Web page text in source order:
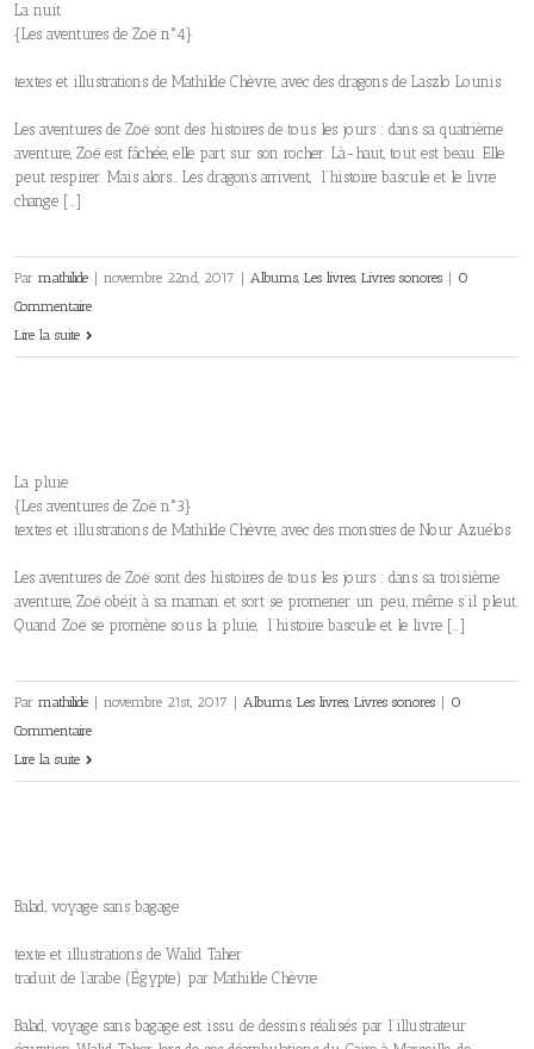
La nuit
{Les aventures de Zoë n°4}
textes et illustrations de Mathilde Chèvre, avec des dragons de Laszlo Lounis
Les aventures de Zoë sont des histoires de tous les jours : dans sa quatrième
aventure, Zoë est fâchée, elle part sur son rocher. Là-haut, tout est beau. Elle
peut respirer. Mais alors… Les dragons arrivent, l’histoire bascule et le livre
change […]
Par mathilide novembre 22nd, 2017 Albums, Les livres, Livres sonores
0
Commentaire
Lire la suite
La pluie
{Les aventures de Zoë n°3}
textes et illustrations de Mathilde Chèvre, avec des monstres de Nour Azuélos
Les aventures de Zoë sont des histoires de tous les jours : dans sa troisième
aventure, Zoë obéit à sa maman et sort se promener un peu, même s’il pleut.
Quand Zoë se promène sous la pluie, l’histoire bascule et le livre […]
Par mathilide novembre 21st, 2017 Albums, Les livres, Livres sonores
0
Commentaire
Lire la suite
Balad, voyage sans bagage
texte et illustrations de Walid Taher
traduit de l’arabe (Égypte) par Mathilde Chèvre
Balad, voyage sans bagage est issu de dessins réalisés par l’illustrateur